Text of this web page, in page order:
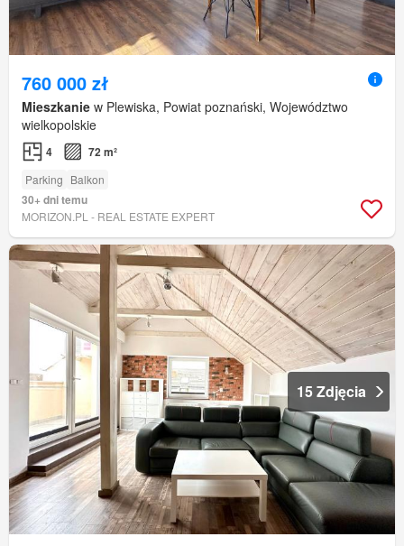
760 000 zł
Mieszkanie w Plewiska, Powiat poznański, Województwo
wielkopolskie
4 72 m²
Parking Balkon
30+ dni temu
MORIZON.PL - REAL ESTATE EXPERT
15 Zdjęcia